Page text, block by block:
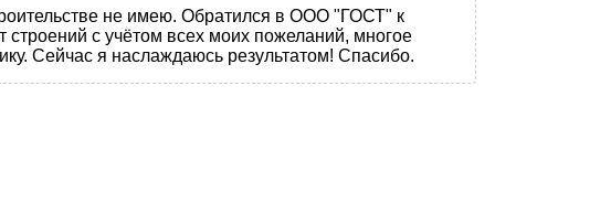
не имею. Обратился в ООО "ГОСТ" к
с учётом всех моих пожеланий, многое
Сейчас я наслаждаюсь результатом! Спасибо.